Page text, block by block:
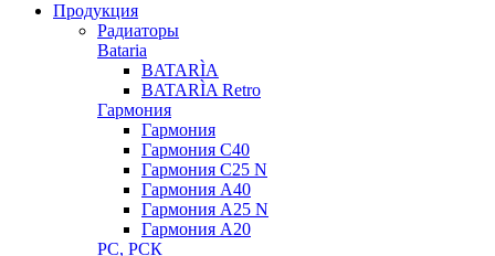
Продукция
Радиаторы
Bataria
BATARÌA
BATARÌA Retro
Гармония
Гармония
Гармония С40
Гармония С25 N
Гармония А40
Гармония А25 N
Гармония А20
РС, РСК